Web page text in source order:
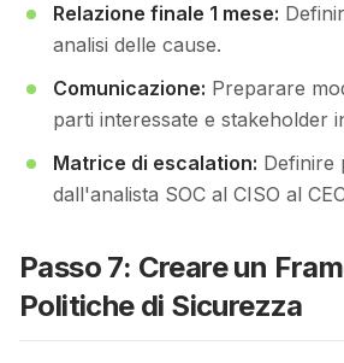
Relazione finale 1 mese:
analisi delle cause.
Comunicazione: Preparare
parti interessate e stakeholder
Matrice di escalation: Definire
dall'analista SOC al CISO al
Passo 7: Creare un
Politiche di Sicurezza